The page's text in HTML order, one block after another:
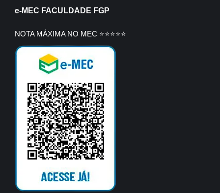
e-MEC FACULDADE FGP
NOTA MÁXIMA NO MEC ⭐⭐⭐⭐⭐